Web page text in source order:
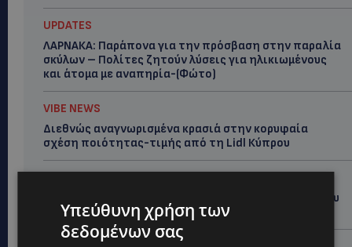
UPDATES
ΛΑΡΝΑΚΑ: Παράπονα για την πρόσβαση στην παραλία
σκύλων – Πολίτες ζητούν λύσεις για ηλικιωμένους
και άτομα με αναπηρία-(Φώτο)
VIBE NEWS
Διεθνώς αναγνωρισμένα κρασιά στην κορυφαία
σχέση ποιότητας-τιμής από τη Lidl Κύπρου
Ξεκίνησε η αντικατάσταση 100 χιλιομέτρων δικτύου
ύδρευσης στο κέντρο της Λεμεσού
Υπεύθυνη χρήση των
δεδομένων σας